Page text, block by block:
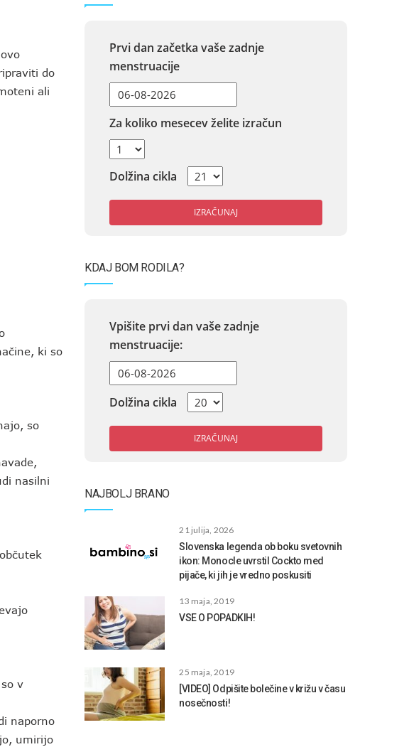
do
ali
ki so
so
nasilni
v
naporno
umirijo
Prvi dan začetka vaše zadnje
menstruacije
Za koliko mesecev želite izračun
Dolžina cikla
IZRAČUNAJ
KDAJ BOM RODILA?
Vpišite prvi dan vaše zadnje
menstruacije:
Dolžina cikla
IZRAČUNAJ
NAJBOLJ BRANO
21 julija, 2026
Slovenska legenda ob boku svetovnih
ikon: Monocle uvrstil Cockto med
pijače, ki jih je vredno poskusiti
13 maja, 2019
VSE O POPADKIH!
25 maja, 2019
[VIDEO] Odpišite bolečine v križu v času
nosečnosti!